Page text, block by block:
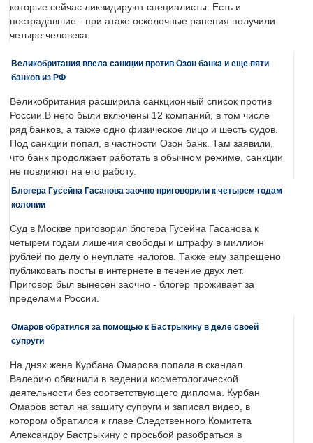
которые сейчас ликвидируют специалисты. Есть и
пострадавшие - при атаке осколочные ранения получили
четыре человека.
Великобритания ввела санкции против Озон банка и еще пяти
банков из РФ
Великобритания расширила санкционный список против
России.В него были включены 12 компаний, в том числе
ряд банков, а также одно физическое лицо и шесть судов.
Под санкции попал, в частности Озон банк. Там заявили,
что банк продолжает работать в обычном режиме, санкции
не повлияют на его работу.
Блогера Гусейна Гасанова заочно приговорили к четырем годам
колонии
Суд в Москве приговорил блогера Гусейна Гасанова к
четырем годам лишения свободы и штрафу в миллион
рублей по делу о неуплате налогов. Также ему запрещено
публиковать посты в интернете в течение двух лет.
Приговор был вынесен заочно - блогер проживает за
пределами России.
Омаров обратился за помощью к Бастрыкину в деле своей
супруги
На днях жена Курбана Омарова попала в скандал.
Валерию обвинили в ведении косметологической
деятельности без соответствующего диплома. Курбан
Омаров встал на защиту супруги и записал видео, в
котором обратился к главе Следственного Комитета
Александру Бастрыкину с просьбой разобраться в